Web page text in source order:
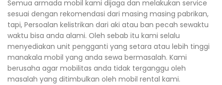
Semua armada mobil kami dijaga dan melakukan service
sesuai dengan rekomendasi dari masing masing pabrikan,
tapi, Persoalan kelistrikan dari aki atau ban pecah sewaktu
waktu bisa anda alami. Oleh sebab itu kami selalu
menyediakan unit pengganti yang setara atau lebih tinggi
manakala mobil yang anda sewa bermasalah. Kami
berusaha agar mobilitas anda tidak terganggu oleh
masalah yang ditimbulkan oleh mobil rental kami.